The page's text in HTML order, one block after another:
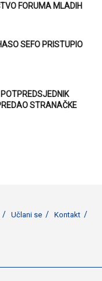
FORUMA MLADIH
SEFO PRISTUPIO
STRANAČKE
Učlani se
Kontakt